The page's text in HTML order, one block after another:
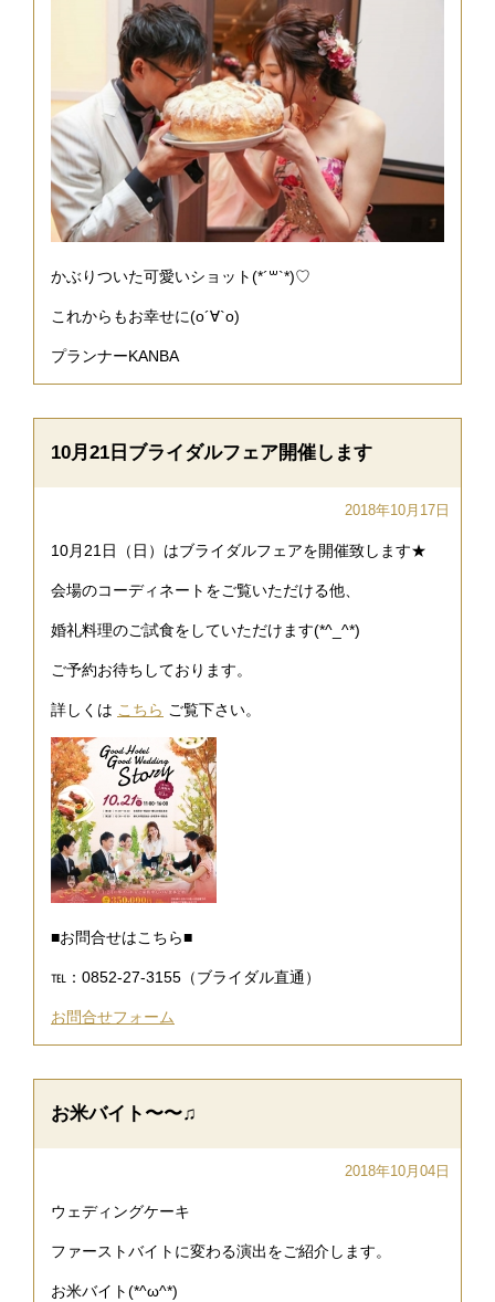
かぶりついた可愛いショット(*´꒳`*)♡
これからもお幸せに(о´∀`о)
プランナーKANBA
10月21日ブライダルフェア開催します
2018年10月17日
10月21日（日）はブライダルフェアを開催致します★
会場のコーディネートをご覧いただける他、
婚礼料理のご試食をしていただけます(*^_^*)
ご予約お待ちしております。
詳しくは こちら ご覧下さい。
■お問合せはこちら■
℡：0852-27-3155（ブライダル直通）
お問合せフォーム
お米バイト〜〜♫
2018年10月04日
ウェディングケーキ
ファーストバイトに変わる演出をご紹介します。
お米バイト(*^ω^*)